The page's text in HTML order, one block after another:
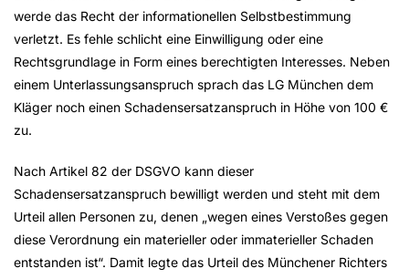
werde das Recht der informationellen Selbstbestimmung
verletzt. Es fehle schlicht eine Einwilligung oder eine
Rechtsgrundlage in Form eines berechtigten Interesses. Neben
einem Unterlassungsanspruch sprach das LG München dem
Kläger noch einen Schadensersatzanspruch in Höhe von 100 €
zu.
Nach Artikel 82 der DSGVO kann dieser
Schadensersatzanspruch bewilligt werden und steht mit dem
Urteil allen Personen zu, denen „wegen eines Verstoßes gegen
diese Verordnung ein materieller oder immaterieller Schaden
entstanden ist“. Damit legte das Urteil des Münchener Richters